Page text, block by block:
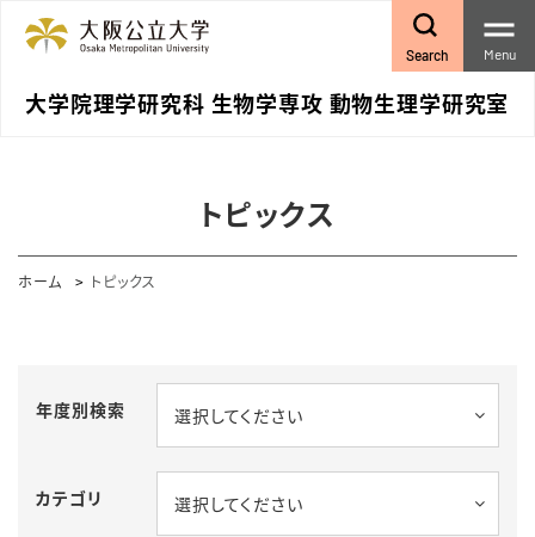
大学院理学研究科 生物学専攻 動物生理学研究室
Search Menu
トピックス
ホーム トピックス
年度別検索 選択してください
カテゴリ 選択してください